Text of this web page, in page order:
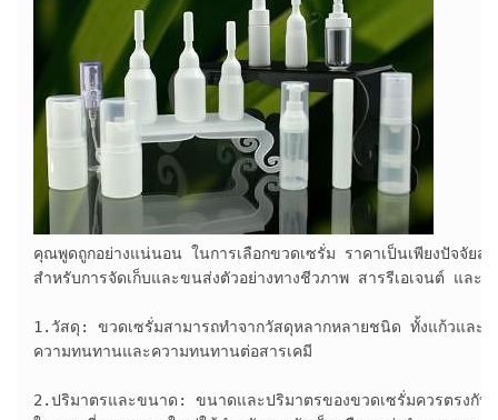
คุณพูดถูกอย่างแน่นอน ในการเลือกขวดเซรั่ม ราคาเป็นเพียงปัจจัย
สำหรับการจัดเก็บและขนส่งตัวอย่างทางชีวภาพ สารรีเอเจนต์ แล
1.วัสดุ: ขวดเซรั่มสามารถทำจากวัสดุหลากหลายชนิด ทั้งแก้วและ
ความทนทานและความทนทานต่อสารเคมี
2.ปริมาตรและขนาด: ขนาดและปริมาตรของขวดเซรั่มควรตรงกั